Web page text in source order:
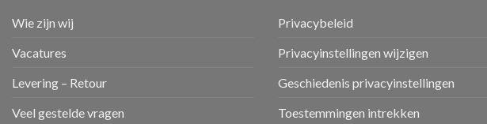
Wie zijn wij
Vacatures
Levering – Retour
Veel gestelde vragen
Privacybeleid
Privacyinstellingen wijzigen
Geschiedenis privacyinstellingen
Toestemmingen intrekken